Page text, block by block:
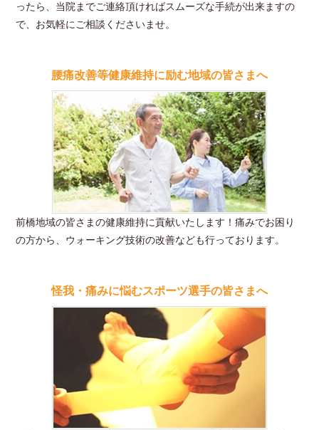
ったら、当院までご連絡頂ければスムーズな手続が出来ますの
で、お気軽にご相談くださいませ。
腰痛改善等健康維持に励む地域の皆さまへ
前橋地域の皆さまの健康維持に貢献いたします！痛みでお困り
の方から、ウォーキング技術の改善なども行っております。
怪我・痛みに悩むスポーツ選手の皆さまへ